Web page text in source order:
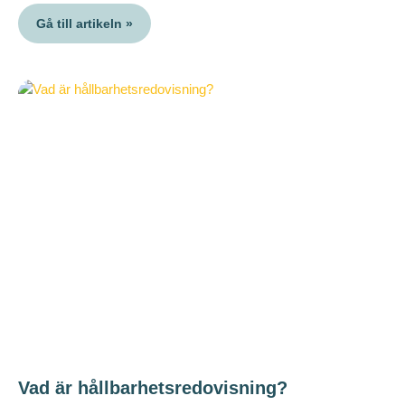
Gå till artikeln »
Vad är hållbarhetsredovisning?